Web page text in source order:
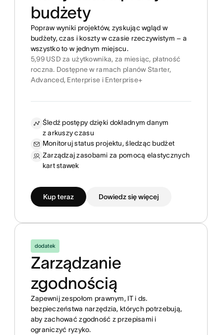
budżety
Popraw wyniki projektów, zyskując wgląd w
budżety, czas i koszty w czasie rzeczywistym – a
wszystko to w jednym miejscu.
5,99 USD za użytkownika, za miesiąc, płatność
roczna. Dostępne w ramach planów Starter,
Advanced, Enterprise i Enterprise+
Śledź postępy dzięki dokładnym danym
z arkuszy czasu
Monitoruj status projektu, śledząc budżet
Zarządzaj zasobami za pomocą elastycznych
kart stawek
Kup teraz Dowiedz się więcej
dodatek
Zarządzanie
zgodnością
Zapewnij zespołom prawnym, IT i ds.
bezpieczeństwa narzędzia, których potrzebują,
aby zachować zgodność z przepisami i
ograniczyć ryzyko.